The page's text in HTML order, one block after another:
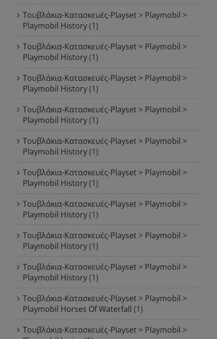
Τουβλάκια-Κατασκευές-Playset > Playmobil >
Playmobil History(1)
Τουβλάκια-Κατασκευές-Playset > Playmobil >
Playmobil History(1)
Τουβλάκια-Κατασκευές-Playset > Playmobil >
Playmobil History(1)
Τουβλάκια-Κατασκευές-Playset > Playmobil >
Playmobil History(1)
Τουβλάκια-Κατασκευές-Playset > Playmobil >
Playmobil History(1)
Τουβλάκια-Κατασκευές-Playset > Playmobil >
Playmobil History(1)
Τουβλάκια-Κατασκευές-Playset > Playmobil >
Playmobil History(1)
Τουβλάκια-Κατασκευές-Playset > Playmobil >
Playmobil History(1)
Τουβλάκια-Κατασκευές-Playset > Playmobil >
Playmobil History(1)
Τουβλάκια-Κατασκευές-Playset > Playmobil >
Playmobil Horses Of Waterfall (1)
Τουβλάκια-Κατασκευές-Playset > Playmobil >